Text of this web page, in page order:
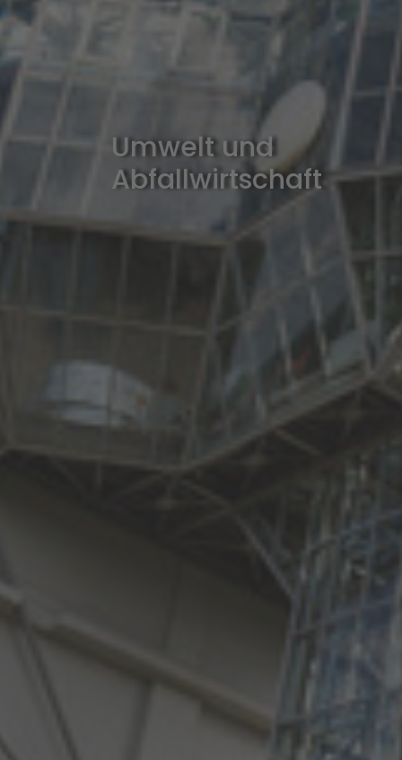
Umwelt und
Abfallwirtschaft